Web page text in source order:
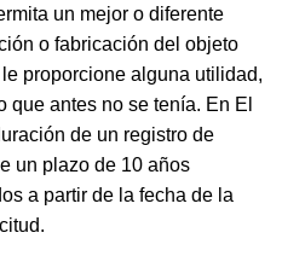
un mejor o diferente
o fabricación del objeto
proporcione alguna utilidad,
que antes no se tenía. En El
de un registro de
un plazo de 10 años
a partir de la fecha de la